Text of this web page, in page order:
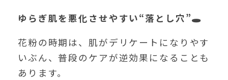
ゆらぎ肌を悪化させやすい“落とし穴”🕳️
花粉の時期は、肌がデリケートになりやす
いぶん、普段のケアが逆効果になることも
あります。